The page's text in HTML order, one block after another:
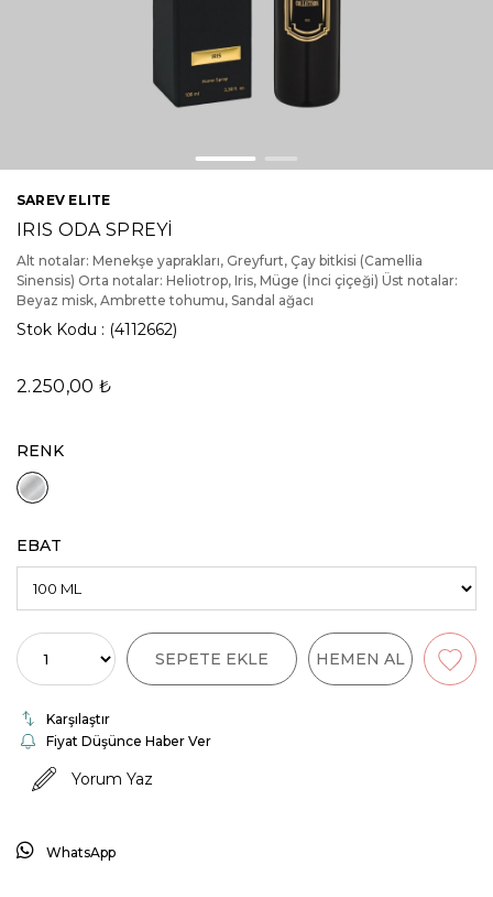
SAREV ELITE
IRIS ODA SPREYİ
Alt notalar: Menekşe yaprakları, Greyfurt, Çay bitkisi (Camellia
Sinensis) Orta notalar: Heliotrop, Iris, Müge (İnci çiçeği) Üst notalar:
Beyaz misk, Ambrette tohumu, Sandal ağacı
Stok Kodu (4112662)
2.250,00 ₺
RENK
EBAT
Karşılaştır
Fiyat Düşünce Haber Ver
Yorum Yaz
WhatsApp